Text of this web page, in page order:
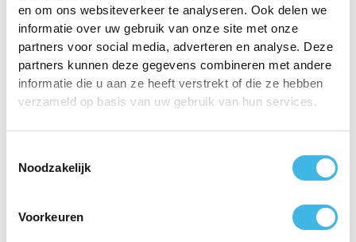
en om ons websiteverkeer te analyseren. Ook delen we
informatie over uw gebruik van onze site met onze
partners voor social media, adverteren en analyse. Deze
partners kunnen deze gegevens combineren met andere
informatie die u aan ze heeft verstrekt of die ze hebben
verzameld op basis van uw gebruik van hun services.
Noodzakelijk
Voorkeuren
Dichtbij in Barendrecht
Geen lange reistijden naar het ziekenhuis.
Gewoon in uw eigen vertrouwde omgeving, met
ruime parkeergelegenheid en goed bereikbaar
met OV.